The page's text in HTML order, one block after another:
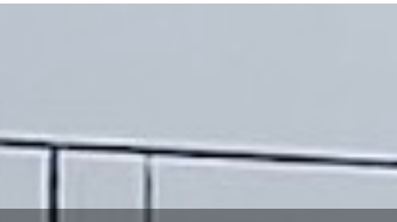
Flughafen, zur Messe, zum Konzert und
FMM, LEJ, CGN, PRG, CDG
Anfrage Rent a Bus, Reisebus mieten